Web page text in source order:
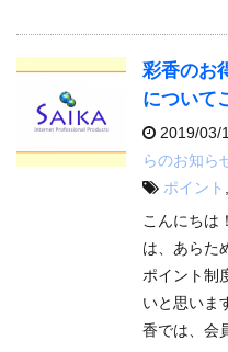
彩香のお
について
2019/03/
らのお知ら
ポイント
こんにちは
は、あらた
ポイント制
いと思いま
香では、会